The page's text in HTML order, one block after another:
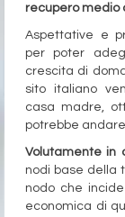
recupero medio
Aspettative e
per poter
crescita di
sito italiano
casa madre,
potrebbe
Volutamente in
nodi base della
nodo che
economica di